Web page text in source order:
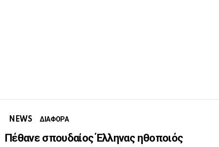
NEWS ΔΙΑΦΟΡΑ
Πέθανε σπουδαίος Έλληνας ηθοποιός